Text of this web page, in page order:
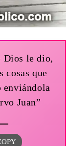
Dios le dio,
cosas que
enviándola
Juan”